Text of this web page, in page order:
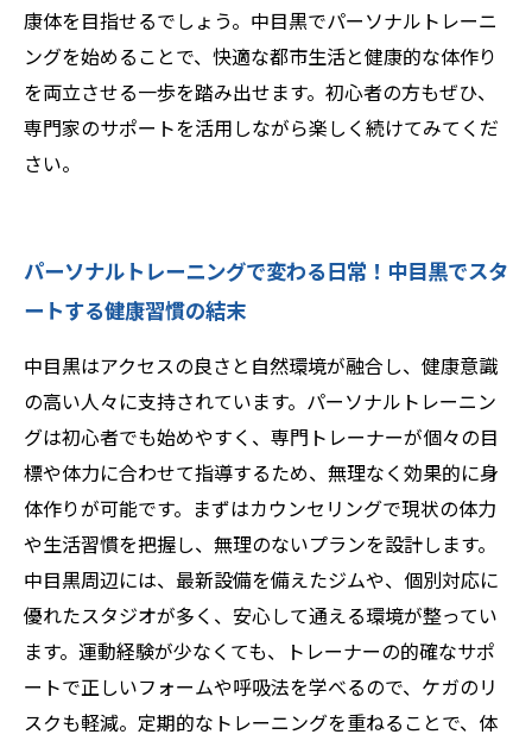
康体を目指せるでしょう。中目黒でパーソナルトレーニ
ングを始めることで、快適な都市生活と健康的な体作り
を両立させる一歩を踏み出せます。初心者の方もぜひ、
専門家のサポートを活用しながら楽しく続けてみてくだ
さい。
パーソナルトレーニングで変わる日常！中目黒でスタ
ートする健康習慣の結末
中目黒はアクセスの良さと自然環境が融合し、健康意識
の高い人々に支持されています。パーソナルトレーニン
グは初心者でも始めやすく、専門トレーナーが個々の目
標や体力に合わせて指導するため、無理なく効果的に身
体作りが可能です。まずはカウンセリングで現状の体力
や生活習慣を把握し、無理のないプランを設計します。
中目黒周辺には、最新設備を備えたジムや、個別対応に
優れたスタジオが多く、安心して通える環境が整ってい
ます。運動経験が少なくても、トレーナーの的確なサポ
ートで正しいフォームや呼吸法を学べるので、ケガのリ
スクも軽減。定期的なトレーニングを重ねることで、体